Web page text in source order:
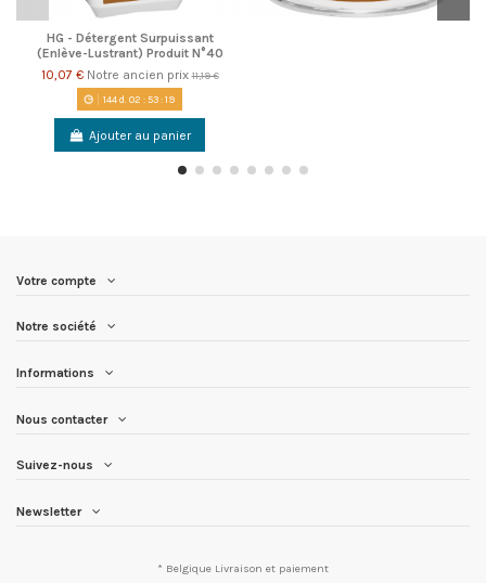
HG - Détergent Surpuissant
(Enlève-Lustrant) Produit N°40
10,07 € Notre ancien prix11,19 €
144d. 02 :53:19
Ajouter au panier
Votre compte
Notre société
Informations
Nous contacter
Suivez-nous
Newsletter
* Belgique Livraison et paiement